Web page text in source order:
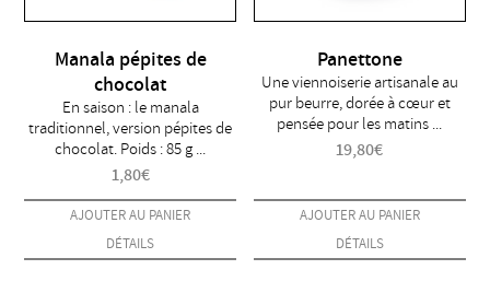
Manala pépites de
chocolat
En saison : le manala
traditionnel, version pépites de
chocolat. Poids : 85 g ...
1,80€
AJOUTER AU PANIER
DÉTAILS
Panettone
Une viennoiserie artisanale au
pur beurre, dorée à cœur et
pensée pour les matins ...
19,80€
AJOUTER AU PANIER
DÉTAILS